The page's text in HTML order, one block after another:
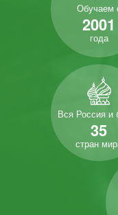
Обучаем
2001
года
Вся Россия и
35
стран